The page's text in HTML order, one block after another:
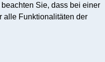
Sie, dass bei einer
alle Funktionalitäten der